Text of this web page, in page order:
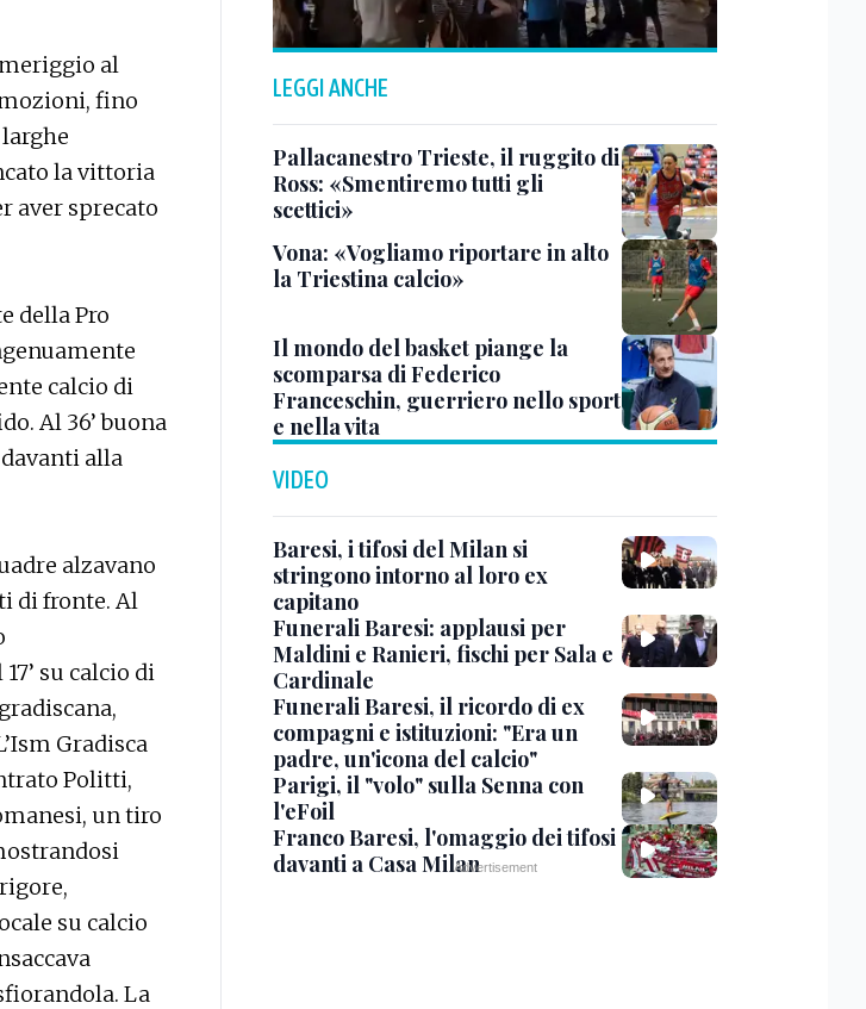
al
fino
la vittoria
aver sprecato
della Pro
calcio di
Al 36’ buona
alla
alzavano
di fronte. Al
su calcio di
Gradisca
Politti,
un tiro
su calcio
La
LEGGI ANCHE
Pallacanestro Trieste, il ruggito di
Ross: «Smentiremo tutti gli
scettici»
Vona: «Vogliamo riportare in alto
la Triestina calcio»
Il mondo del basket piange la
scomparsa di Federico
Franceschin, guerriero nello sport
e nella vita
VIDEO
Baresi, i tifosi del Milan si
stringono intorno al loro ex
capitano
Funerali Baresi: applausi per
Maldini e Ranieri, fischi per Sala e
Cardinale
Funerali Baresi, il ricordo di ex
compagni e istituzioni: "Era un
padre, un'icona del calcio"
Parigi, il "volo" sulla Senna con
l'eFoil
Franco Baresi, l'omaggio dei tifosi
davanti a Casa Milan